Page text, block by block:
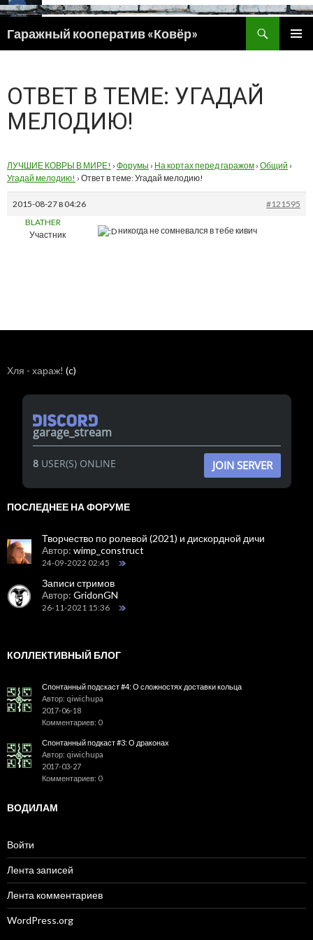
Гаражный кооператив «Ковёр»
ПЕРЕЙТИ
ОТВЕТ В ТЕМЕ: УГАДАЙ
МЕЛОДИЮ!
ЛУЧШИЕ КОВРЫ В МИРЕ! › Форумы › На кортах перед гаражом › Общий ›
Угадай мелодию! › Ответ в теме: Угадай мелодию!
2015-08-27 в 04:26
#121595
BLATHER
Участник
никогда не сомневался в тебе кивич
Хля - хараж! (c)
garage_stream
8USER(S) ONLINE JOIN SERVER
ПОСЛЕДНЕЕ НА ФОРУМЕ
Творчество по ролевой (2021) и дискордной дичи
Автор: wimp_construct
24-09-2022 02:45
Записи стримов
Автор: GridonGN
26-11-2021 15:36
КОЛЛЕКТИВНЫЙ БЛОГ
Спонтанный подскаст #4: О сложностях доставки кольца
Автор: qiwichupa
2017-06-18
Комментариев: 0
Спонтанный подкаст #3: О драконах
Автор: qiwichupa
2017-03-27
Комментариев: 0
ВОДИЛАМ
Войти
Лента записей
Лента комментариев
WordPress.org